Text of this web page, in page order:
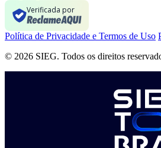
Verificada por
Política de Privacidade e Termos de Uso
© 2026 SIEG. Todos os direitos